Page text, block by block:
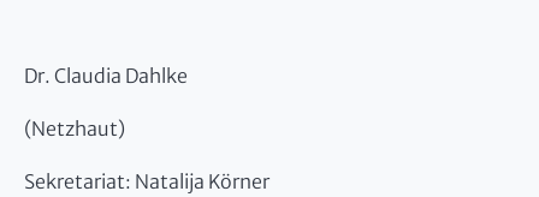
Dr. Claudia Dahlke
(Netzhaut)
Sekretariat: Natalija Körner